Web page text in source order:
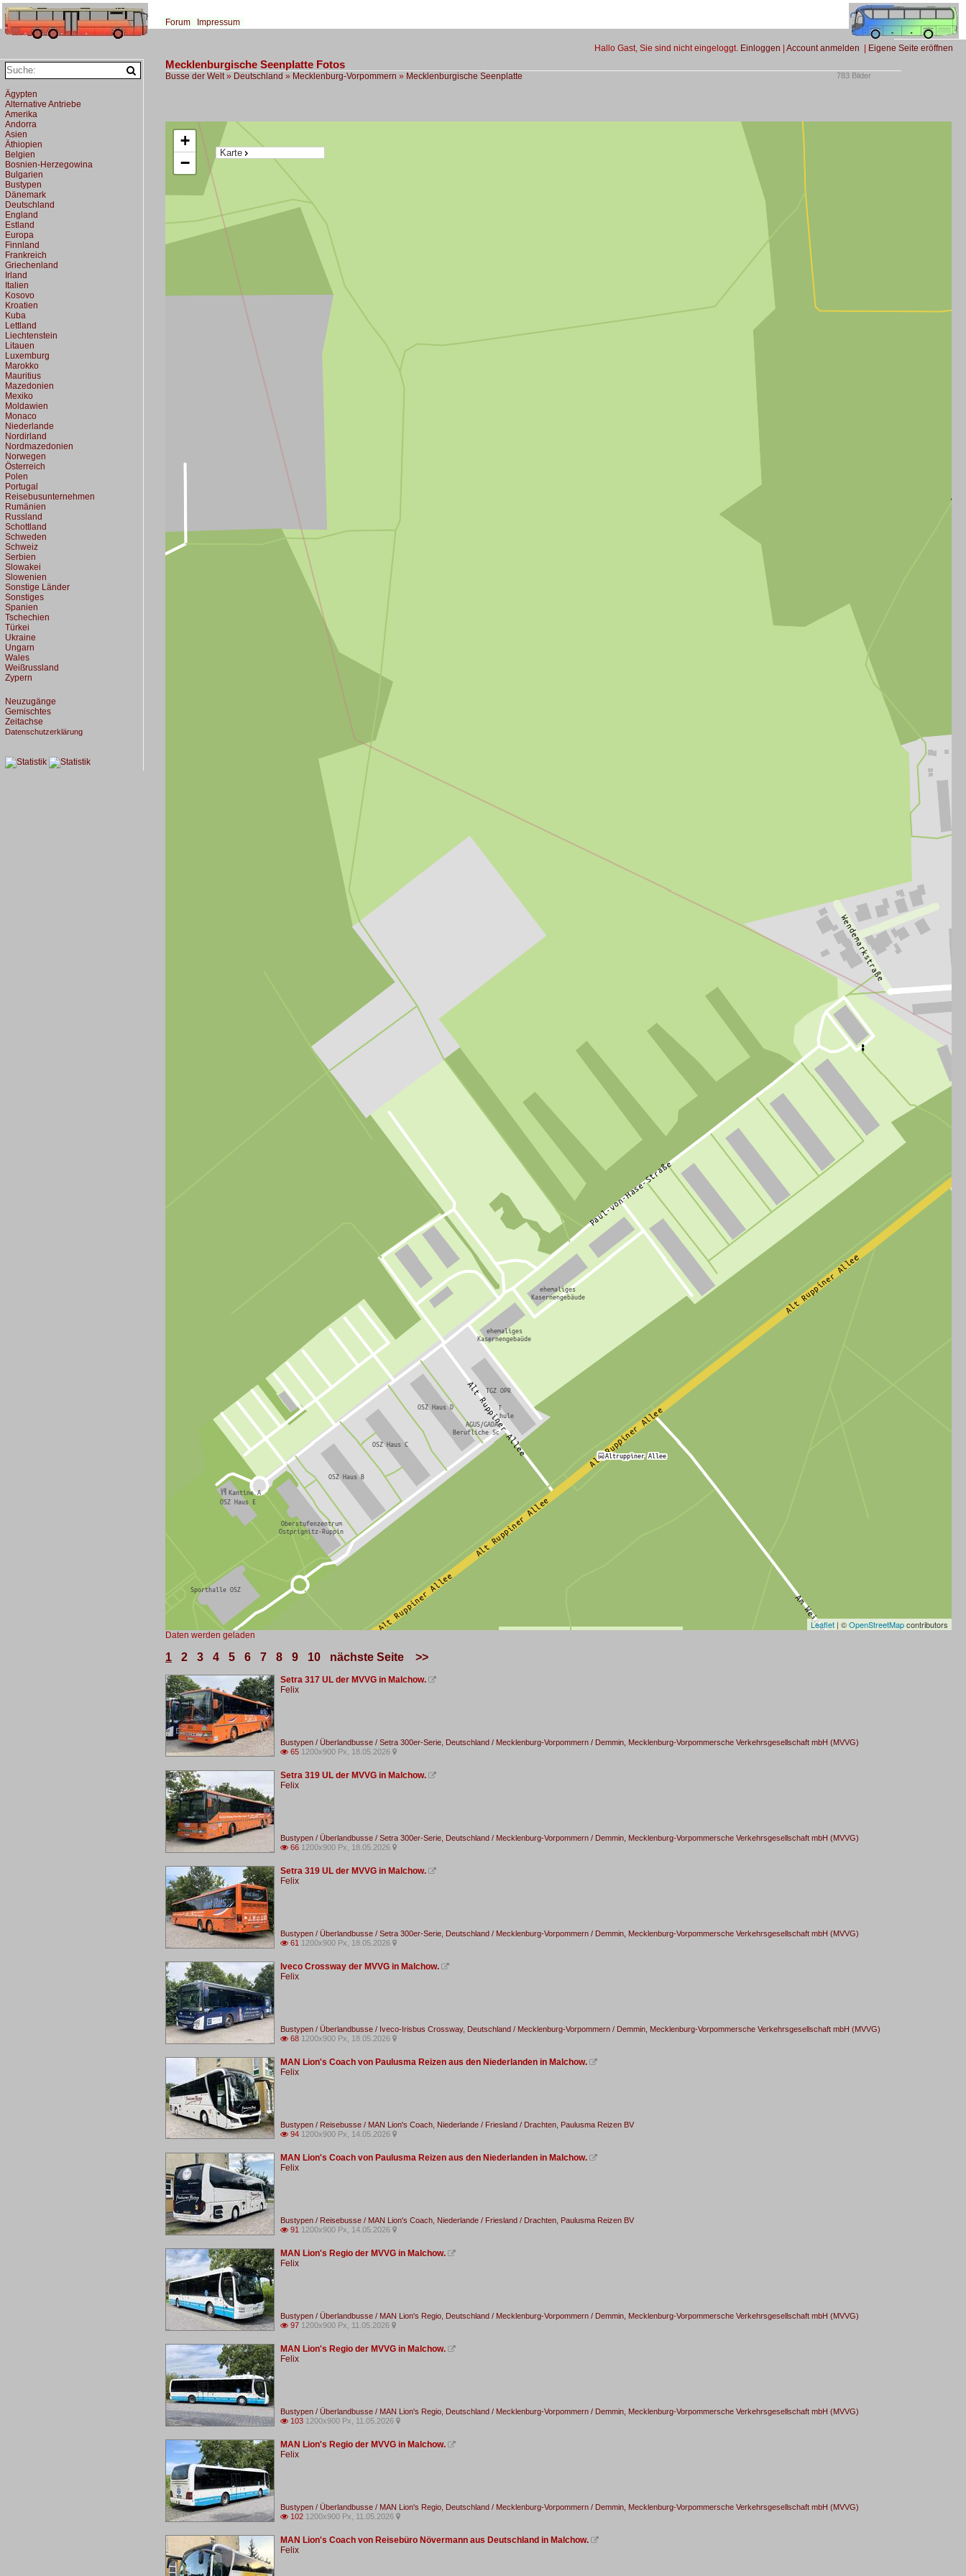
Hallo Gast, Sie sind nicht eingeloggt. Einloggen Account anmelden Eigene Seite eröffnen
Forum Impressum
Mecklenburgische Seenplatte Fotos
783 Bilder
Busse der Welt» Deutschland » Mecklenburg-Vorpommern » Mecklenburgische Seenplatte
Karte
+
−
Leaflet | ©OpenStreetMapcontributors
Daten werden geladen
1 2 3 4 5 6 7 8 9 10 nächste Seite >>
Setra 317 UL der MVVG in Malchow. 
Felix
Bustypen / Überlandbusse / Setra 300er-Serie Deutschland / Mecklenburg-Vorpommern / Demmin, Mecklenburg-Vorpommersche Verkehrsgesellschaft mbH (MVVG)
 65 1200x900 Px, 18.05.2026 
Setra 319 UL der MVVG in Malchow. 
Felix
Bustypen / Überlandbusse / Setra 300er-Serie Deutschland / Mecklenburg-Vorpommern / Demmin, Mecklenburg-Vorpommersche Verkehrsgesellschaft mbH (MVVG)
 66 1200x900 Px, 18.05.2026 
Setra 319 UL der MVVG in Malchow. 
Felix
Bustypen / Überlandbusse / Setra 300er-Serie Deutschland / Mecklenburg-Vorpommern / Demmin, Mecklenburg-Vorpommersche Verkehrsgesellschaft mbH (MVVG)
 61 1200x900 Px, 18.05.2026 
Iveco Crossway der MVVG in Malchow. 
Felix
Bustypen / Überlandbusse / Iveco-Irisbus Crossway, Deutschland / Mecklenburg-Vorpommern / Demmin, Mecklenburg-Vorpommersche Verkehrsgesellschaft mbH (MVVG)
 68 1200x900 Px, 18.05.2026 
MAN Lion's Coach von Paulusma Reizen aus den Niederlanden in Malchow. 
Felix
Bustypen / Reisebusse / MAN Lion's Coach Niederlande / Friesland / Drachten, Paulusma Reizen BV
 94 1200x900 Px, 14.05.2026 
MAN Lion's Coach von Paulusma Reizen aus den Niederlanden in Malchow. 
Felix
Bustypen / Reisebusse / MAN Lion's Coach Niederlande / Friesland / Drachten, Paulusma Reizen BV
 91 1200x900 Px, 14.05.2026 
MAN Lion's Regio der MVVG in Malchow. 
Felix
Bustypen / Überlandbusse / MAN Lion's Regio Deutschland / Mecklenburg-Vorpommern / Demmin, Mecklenburg-Vorpommersche Verkehrsgesellschaft mbH (MVVG)
 97 1200x900 Px, 11.05.2026 
MAN Lion's Regio der MVVG in Malchow. 
Felix
Bustypen / Überlandbusse / MAN Lion's Regio Deutschland / Mecklenburg-Vorpommern / Demmin, Mecklenburg-Vorpommersche Verkehrsgesellschaft mbH (MVVG)
 103 1200x900 Px, 11.05.2026 
MAN Lion's Regio der MVVG in Malchow. 
Felix
Bustypen / Überlandbusse / MAN Lion's Regio Deutschland / Mecklenburg-Vorpommern / Demmin, Mecklenburg-Vorpommersche Verkehrsgesellschaft mbH (MVVG)
 102 1200x900 Px, 11.05.2026 
MAN Lion's Coach von Reisebüro Növermann aus Deutschland in Malchow. 
Felix
Ägypten
Alternative Antriebe
Amerika
Andorra
Asien
Äthiopien
Belgien
Bosnien-Herzegowina
Bulgarien
Bustypen
Dänemark
Deutschland
England
Estland
Europa
Finnland
Frankreich
Griechenland
Irland
Italien
Kosovo
Kroatien
Kuba
Lettland
Liechtenstein
Litauen
Luxemburg
Marokko
Mauritius
Mazedonien
Mexiko
Moldawien
Monaco
Niederlande
Nordirland
Nordmazedonien
Norwegen
Österreich
Polen
Portugal
Reisebusunternehmen
Rumänien
Russland
Schottland
Schweden
Schweiz
Serbien
Slowakei
Slowenien
Sonstige Länder
Sonstiges
Spanien
Tschechien
Türkei
Ukraine
Ungarn
Wales
Weißrussland
Zypern
Neuzugänge
Gemischtes
Zeitachse
Datenschutzerklärung